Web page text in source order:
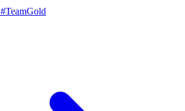
#TeamGold